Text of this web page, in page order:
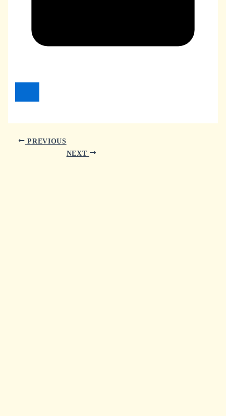
PREVIOUS
NEXT